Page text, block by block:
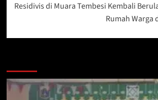
Residivis di Muara Tembesi Kembali
Rumah Warga